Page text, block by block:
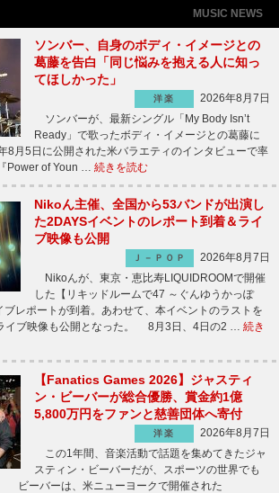
MUSIC NEWS
ソンバー、自身のボディ・イメージとの
葛藤を告白「同じ悩みを抱える人に知っ
てほしかった」
洋楽
2026年8月7日
ソンバーが、最新シングル「My Body Isn’t
Ready」で歌ったボディ・イメージとの葛藤に
8月5日に公開された米バラエティのインタビューで率
Power of Youn … 続きを読む
Nikoん主催、全国から53バンドが出演し
た2DAYSイベントのレポート到着＆ライ
ブ映像も公開
Ｊ－ＰＯＰ
2026年8月7日
Nikoんが、東京・恵比寿LIQUIDROOMで開催
した【リキッドルームで47 ～ぐんゆうかっぽ
ブレポートが到着。あわせて、本イベントのラストを
イブ映像も公開となった。 8月3日、4日の2 … 続き
【Fanatics Games 2026】ジャスティ
ン・ビーバーが総合優勝、賞金約1億
5,800万円をファンと慈善団体へ寄付
洋楽
2026年8月7日
この1年間、音楽活動で話題を集めてきたジャ
スティン・ビーバーだが、スポーツの世界でも
ビーバーは、米ニューヨークで開催された